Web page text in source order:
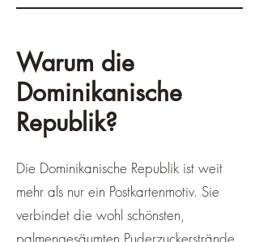
Warum die
Dominikanische
Republik?
Die Dominikanische Republik ist weit
mehr als nur ein Postkartenmotiv. Sie
verbindet die wohl schönsten,